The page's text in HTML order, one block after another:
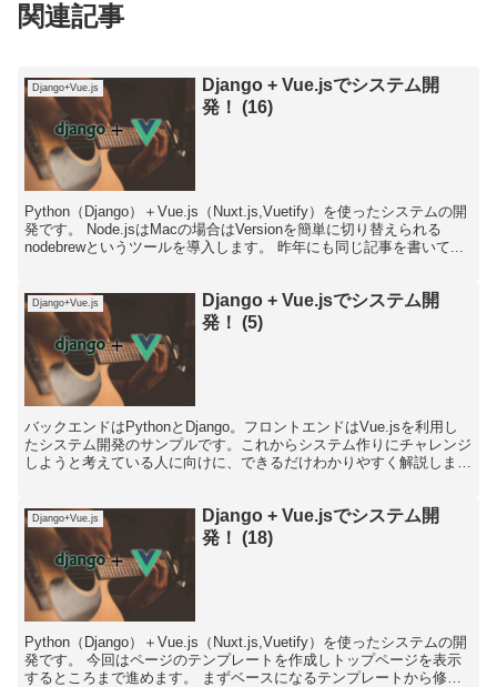
関連記事
Django+Vue.js
Django + Vue.jsでシステム開
発！ (16)
Python（Django）＋Vue.js（Nuxt.js,Vuetify）を使ったシステムの開
発です。 Node.jsはMacの場合はVersionを簡単に切り替えられる
nodebrewというツールを導入します。 昨年にも同じ記事を書いて...
Django+Vue.js
Django + Vue.jsでシステム開
発！ (5)
バックエンドはPythonとDjango。フロントエンドはVue.jsを利用し
たシステム開発のサンプルです。これからシステム作りにチャレンジ
しようと考えている人に向けに、できるだけわかりやすく解説しま
Django+Vue.js
Django + Vue.jsでシステム開
発！ (18)
Python（Django）＋Vue.js（Nuxt.js,Vuetify）を使ったシステムの開
発です。 今回はページのテンプレートを作成しトップページを表示
するところまで進めます。 まずベースになるテンプレートから修正